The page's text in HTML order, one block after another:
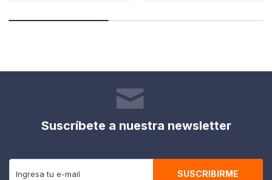
Suscríbete a nuestra newsletter
SUSCRIBIRME